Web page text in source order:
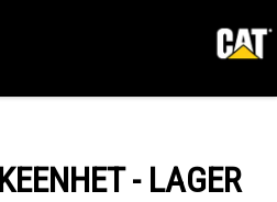
- LAGER